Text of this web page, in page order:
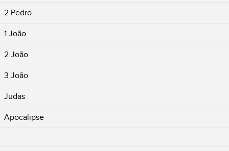
2 Pedro
1 João
2 João
3 João
Judas
Apocalipse